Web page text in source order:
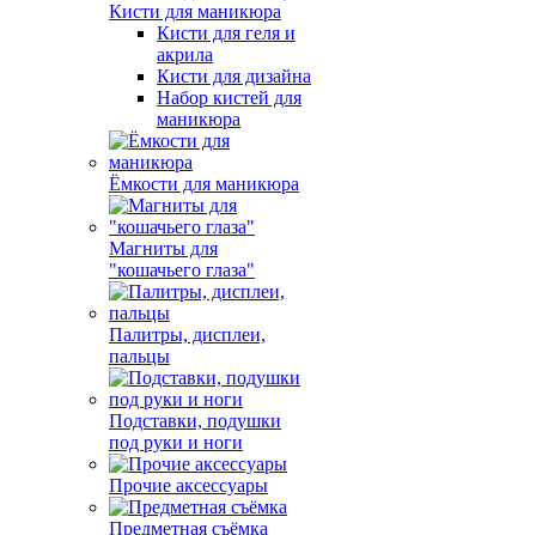
Кисти для маникюра
Кисти для геля и
акрила
Кисти для дизайна
Набор кистей для
маникюра
Ёмкости для маникюра
Магниты для
"кошачьего глаза"
Палитры, дисплеи,
пальцы
Подставки, подушки
под руки и ноги
Прочие аксессуары
Предметная съёмка